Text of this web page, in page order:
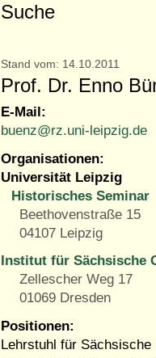
Suche
Stand vom: 14.10.2011
Prof. Dr. Enno
E-Mail:
buenz@rz.uni-leipzig.de
Organisationen:
Universität Leipzig
Historisches Seminar
Beethovenstraße 15
04107 Leipzig
Institut für Sächsische
Zellescher Weg 17
01069 Dresden
Positionen:
Lehrstuhl für Sächsische